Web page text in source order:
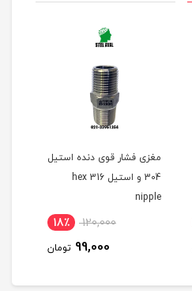
مغزی فشار قوی دنده استیل
304 و استیل 316 hex
nipple
120,000 18٪
99,000 تومان